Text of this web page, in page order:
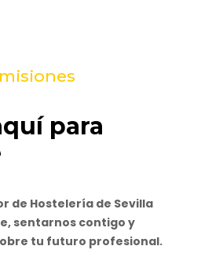
para
de Hostelería de Sevilla
sentarnos contigo y
tu futuro profesional.